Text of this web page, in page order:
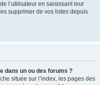
l’utilisateur en saisissant leur
supprimer de vos listes depuis
dans un ou des forums ?
située sur l’index, les pages des